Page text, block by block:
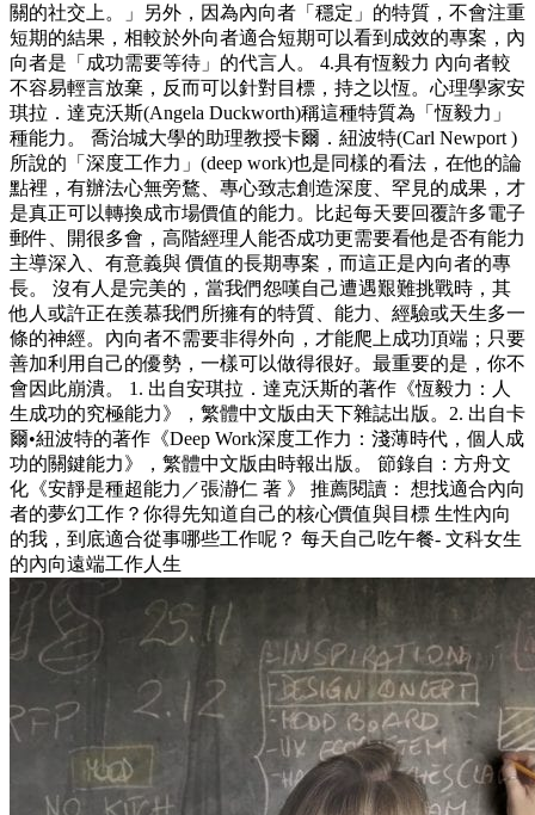
關的社交上。」另外，因為內向者「穩定」的特質，不會注重
短期的結果，相較於外向者適合短期可以看到成效的專案，內
向者是「成功需要等待」的代言人。 4.具有恆毅力 內向者較
不容易輕言放棄，反而可以針對目標，持之以恆。心理學家安
琪拉．達克沃斯(Angela Duckworth)稱這種特質為「恆毅力」
種能力。 喬治城大學的助理教授卡爾．紐波特(Carl Newport )
所說的「深度工作力」(deep work)也是同樣的看法，在他的論
點裡，有辦法心無旁鶩、專心致志創造深度、罕見的成果，才
是真正可以轉換成市場價值的能力。比起每天要回覆許多電子
郵件、開很多會，高階經理人能否成功更需要看他是否有能力
主導深入、有意義與 價值的長期專案，而這正是內向者的專
長。 沒有人是完美的，當我們怨嘆自己遭遇艱難挑戰時，其
他人或許正在羨慕我們所擁有的特質、能力、經驗或天生多一
條的神經。內向者不需要非得外向，才能爬上成功頂端；只要
善加利用自己的優勢，一樣可以做得很好。最重要的是，你不
會因此崩潰。 1. 出自安琪拉．達克沃斯的著作《恆毅力：人
生成功的究極能力》，繁體中文版由天下雜誌出版。2. 出自卡
爾•紐波特的著作《Deep Work深度工作力：淺薄時代，個人成
功的關鍵能力》，繁體中文版由時報出版。 節錄自：方舟文
化《安靜是種超能力／張瀞仁 著 》 推薦閱讀： 想找適合內向
者的夢幻工作？你得先知道自己的核心價值與目標 生性內向
的我，到底適合從事哪些工作呢？ 每天自己吃午餐- 文科女生
的內向遠端工作人生